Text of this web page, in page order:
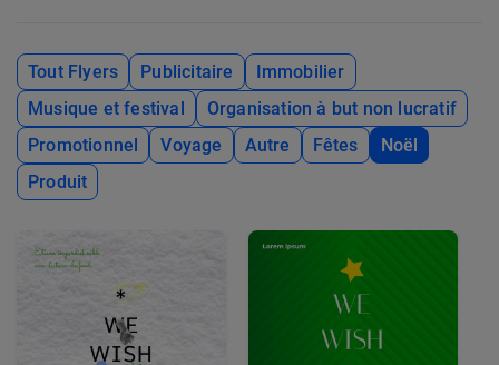
Tout Flyers Publicitaire
Immobilier
Musique et festival
Organisation à but non lucratif
Promotionnel
Voyage Autre Fêtes
Noël
Produit